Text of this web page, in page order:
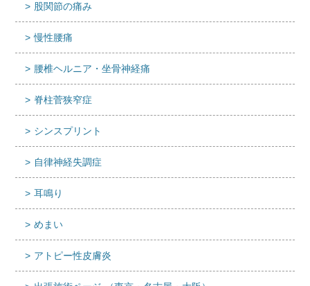
股関節の痛み
慢性腰痛
腰椎ヘルニア・坐骨神経痛
脊柱菅狭窄症
シンスプリント
自律神経失調症
耳鳴り
めまい
アトピー性皮膚炎